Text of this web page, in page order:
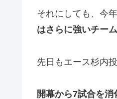
それにしても、今
はさらに強いチー
先日もエース杉内
開幕から7試合を